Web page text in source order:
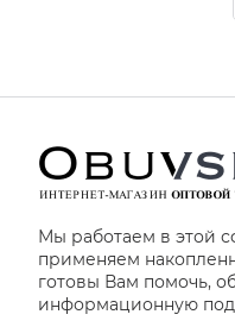
Мы работаем в этой
применяем
готовы Вам помочь,
информационную